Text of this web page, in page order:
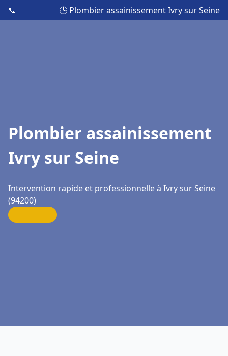
📞 🕒 Plombier assainissement Ivry sur Seine
Plombier assainissement
Ivry sur Seine
Intervention rapide et professionnelle à Ivry sur Seine
(94200)